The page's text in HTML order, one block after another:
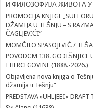
И ФИЛОЗОФИЈА ЖИВОТА У
PROMOCIJA KNJIGE „SUFI
DŽAMIJA U TEŠNJU – S
ČAGLJEVIĆI”
MOMČILO SPASOJEVIĆ /
POVODOM 138. GODIŠNJICE
I HERCEGOVINE (1888.-2026.)
Objavljena nova knjiga o
džamija u Tešnju“
PREDSTAVA »UHLJEBI«